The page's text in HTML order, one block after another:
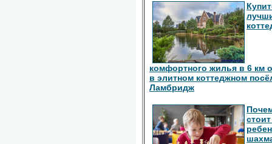
комфортного жилья в 6 км
в элитном коттеджном
Ламбридж